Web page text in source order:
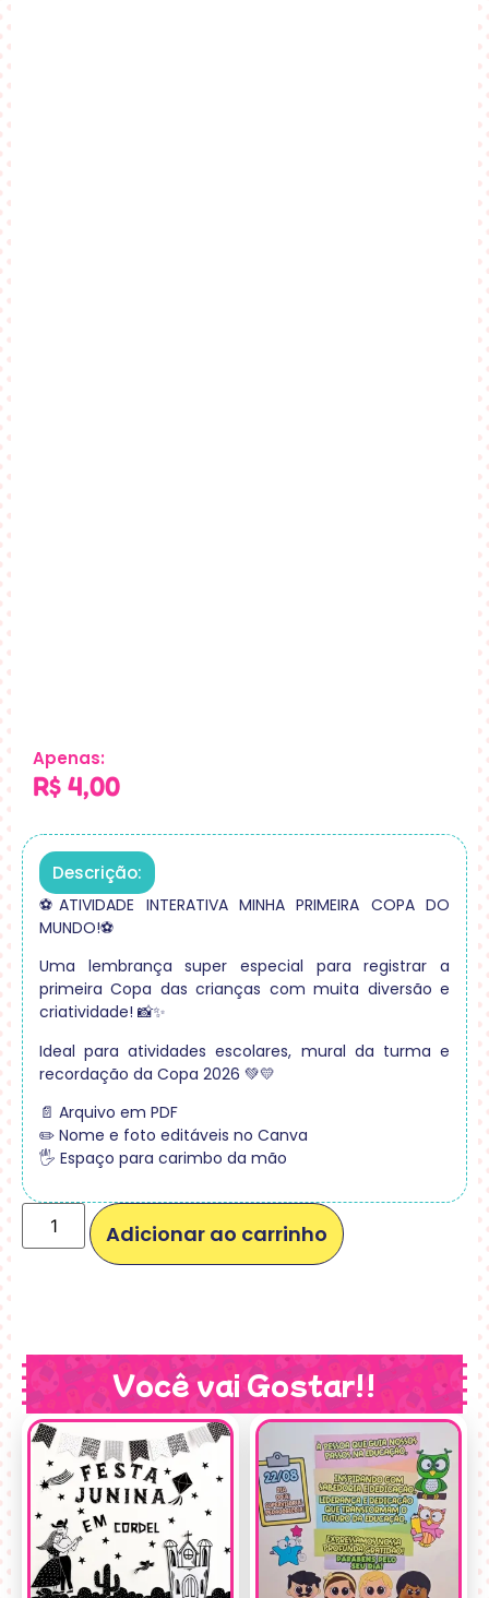
Apenas:
R$ 4,00
Descrição:
⚽ATIVIDADE INTERATIVA MINHA PRIMEIRA COPA DO
MUNDO!⚽
Uma lembrança super especial para registrar a
primeira Copa das crianças com muita diversão e
criatividade! 📸✨
Ideal para atividades escolares, mural da turma e
recordação da Copa 2026 💚💛
📄 Arquivo em PDF
✏️ Nome e foto editáveis no Canva
🖐️ Espaço para carimbo da mão
Adicionar ao carrinho
Você vai Gostar!!